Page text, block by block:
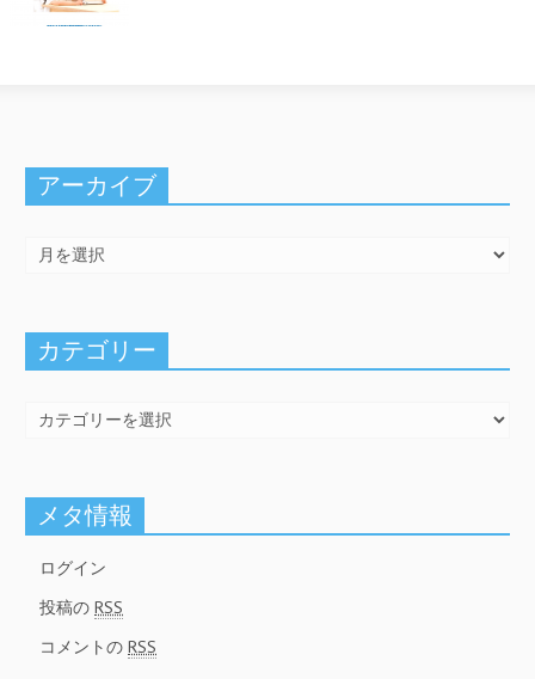
アーカイブ
カテゴリー
メタ情報
ログイン
投稿の RSS
コメントの RSS